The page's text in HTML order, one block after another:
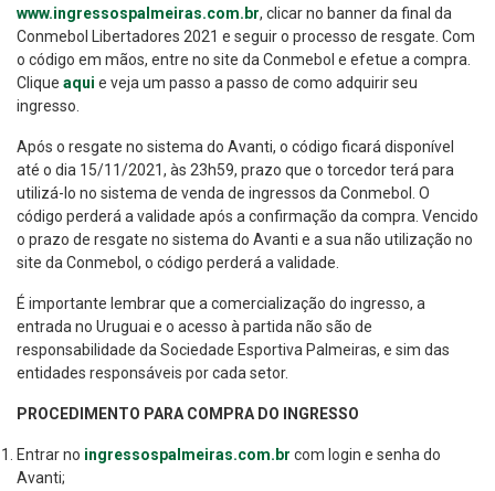
www.ingressospalmeiras.com.br, clicar no banner da final da
Conmebol Libertadores 2021 e seguir o processo de resgate. Com
o código em mãos, entre no site da Conmebol e efetue a compra.
Clique aqui e veja um passo a passo de como adquirir seu
ingresso.
Após o resgate no sistema do Avanti, o código ficará disponível
até o dia 15/11/2021, às 23h59, prazo que o torcedor terá para
utilizá-lo no sistema de venda de ingressos da Conmebol. O
código perderá a validade após a confirmação da compra. Vencido
o prazo de resgate no sistema do Avanti e a sua não utilização no
site da Conmebol, o código perderá a validade.
É importante lembrar que a comercialização do ingresso, a
entrada no Uruguai e o acesso à partida não são de
responsabilidade da Sociedade Esportiva Palmeiras, e sim das
entidades responsáveis por cada setor.
PROCEDIMENTO PARA COMPRA DO INGRESSO
Entrar no ingressospalmeiras.com.br com login e senha do
Avanti;